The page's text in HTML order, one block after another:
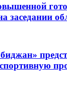
заседании